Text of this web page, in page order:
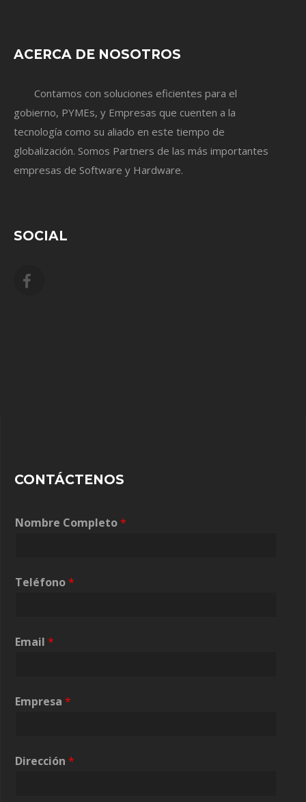
ACERCA DE NOSOTROS
Contamos con soluciones eficientes para el
gobierno, PYMEs, y Empresas que cuenten a la
tecnología como su aliado en este tiempo de
globalización. Somos Partners de las más importantes
empresas de Software y Hardware.
SOCIAL
CONTÁCTENOS
Nombre Completo*
Teléfono*
Email *
Empresa *
Dirección *